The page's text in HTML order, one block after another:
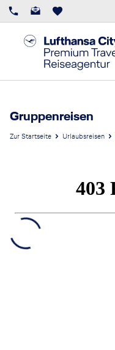
Gruppenreisen
Zur Startseite Urlaubsreisen